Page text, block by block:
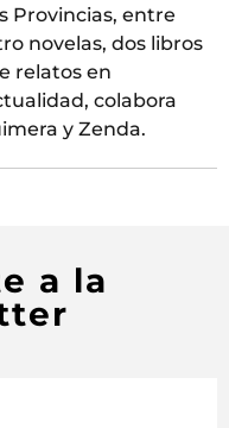
Provincias, entre
novelas, dos libros
relatos en
colabora
y Zenda.
a la